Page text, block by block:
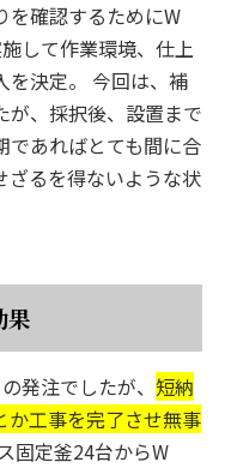
を確認するためにW
して作業環境、仕上
を決定。 今回は、補
が、採択後、設置まで
であればとても間に合
ざるを得ないような状
果
発注でしたが、 短納
か工事を完了させ無事
固定釜24台からW